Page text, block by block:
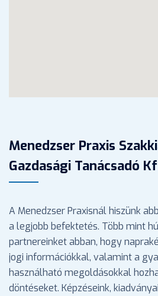
Menedzser Praxis
Gazdasági Tanácsadó
A Menedzser Praxisnál hiszünk
a legjobb befektetés. Több mint
partnereinket abban, hogy
jogi információkkal, valamint a
használható megoldásokkal
döntéseket. Képzéseink,